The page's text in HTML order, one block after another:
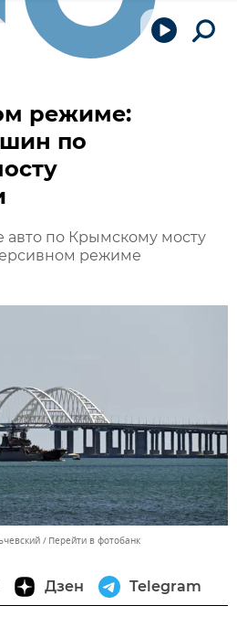
режиме:
по
авто по Крымскому мосту
режиме
Перейти в фотобанк
Дзен Telegram